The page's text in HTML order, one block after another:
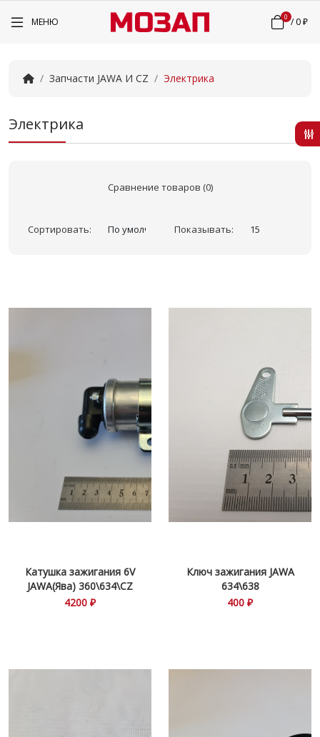
МЕНЮ 0 /0 ₽
Запчасти JAWA И CZ Электрика
Электрика
Сравнение товаров (0)
Сортировать: Показывать:
Катушка зажигания 6V
JAWA(Ява) 360\634\CZ
4200 ₽
Ключ зажигания JAWA
634\638
400 ₽